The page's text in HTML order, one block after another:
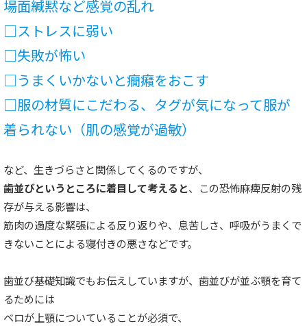
場面緘黙など感覚の乱れ
□ストレスに弱い
□失敗が怖い
□うまくいかないと癇癪をおこす
□服の材質にこだわる、タグが気になって服が
着られない（肌の感覚が過敏）
など、生きづらさと関係してくるのですが、
歯並びというところに着目して考えると、この恐怖麻痺反射の残
存が与える影響は、
筋肉の過度な緊張による反り返りや、息苦しさ、呼吸がうまくで
きないことによる寝付きの悪さなどです。
歯並び基礎知識でもお伝えしていますが、歯並びが並ぶ顎を育て
るためには
ベロが上顎についていることが必須で、